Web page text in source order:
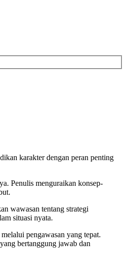
karakter dengan peran penting
Penulis menguraikan konsep-
wawasan tentang strategi
situasi nyata.
pengawasan yang tepat.
bertanggung jawab dan